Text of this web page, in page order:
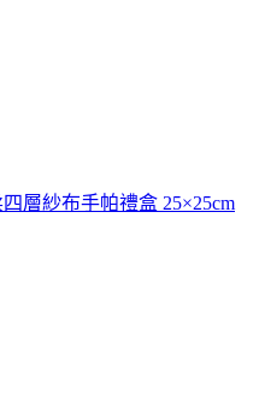
層紗布手帕禮盒 25×25cm